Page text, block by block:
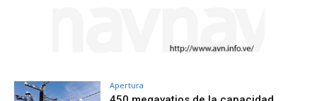
Apertura